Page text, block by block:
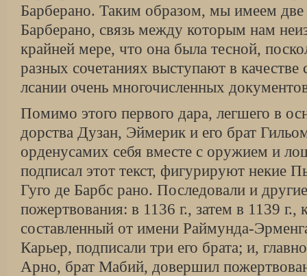
Барберано. Таким образом, мы имеем две
Барберано, связь между которым нам
крайней мере, что она была тесной,
разных сочетаниях выступают в качестве
лсании очень многочисленных
Помимо этого первого дара, легшего в
дорства Дузан, Эймерик и его брат
орденусамих себя вместе с оружием и
подписал этот текст, фигурируют некие
Гуго де Барбс рано. Последовали и
пожертвования: в 1136 г., затем в 1139 г.,
составленный от имени Раймунда-
Карьер, подписали три его брата; и,
Арно, брат Мабий, довершил